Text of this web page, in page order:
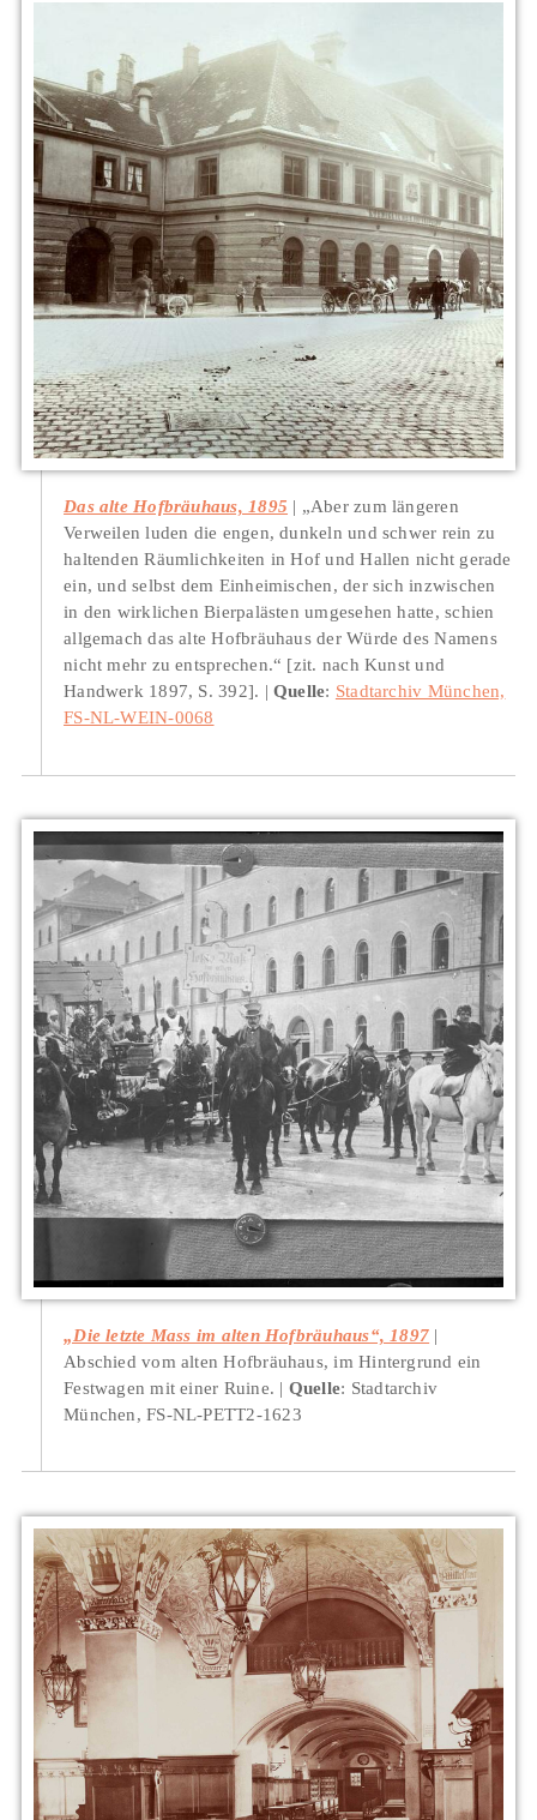
Das alte Hofbräuhaus, 1895
„Aber zum längeren
Verweilen luden die engen, dunkeln und schwer rein zu
haltenden Räumlichkeiten in Hof und Hallen nicht gerade
ein, und selbst dem Einheimischen, der sich inzwischen
in den wirklichen Bierpalästen umgesehen hatte, schien
allgemach das alte Hofbräuhaus der Würde des Namens
nicht mehr zu entsprechen.“ [zit. nach Kunst und
Handwerk 1897, S. 392].
Quelle: Stadtarchiv München,
FS-NL-WEIN-0068
„Die letzte Mass im alten Hofbräuhaus“, 1897
Abschied vom alten Hofbräuhaus, im Hintergrund ein
Festwagen mit einer Ruine.
Quelle: Stadtarchiv
München, FS-NL-PETT2-1623